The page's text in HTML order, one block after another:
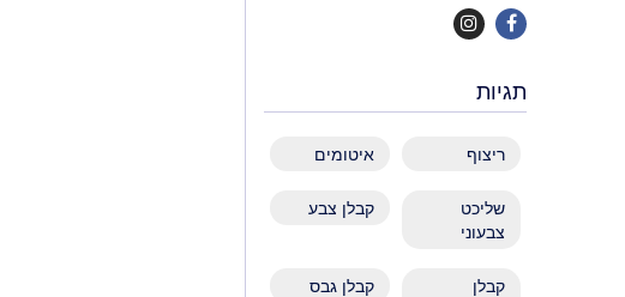
תגיות
ריצוף איטומים
שליכט
צבעוני
קבלן צבע
קבלן
קבלן גבס